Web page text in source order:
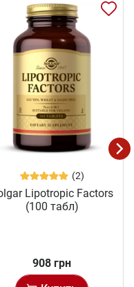
(2)
Lipotropic Factors
(100 табл)
908 грн